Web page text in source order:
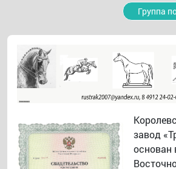
Группа
завод
основан